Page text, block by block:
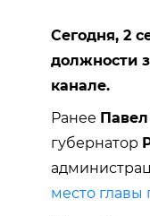
Сегодня, 2
должности
канале.
Ранее
губернатор
место главы